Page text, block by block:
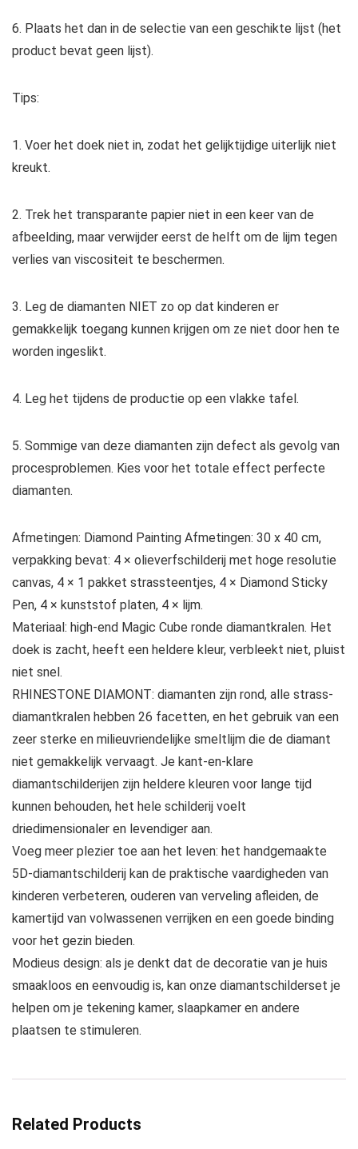
6. Plaats het dan in de selectie van een geschikte lijst (het
product bevat geen lijst).
Tips:
1. Voer het doek niet in, zodat het gelijktijdige uiterlijk niet
kreukt.
2. Trek het transparante papier niet in een keer van de
afbeelding, maar verwijder eerst de helft om de lijm tegen
verlies van viscositeit te beschermen.
3. Leg de diamanten NIET zo op dat kinderen er
gemakkelijk toegang kunnen krijgen om ze niet door hen te
worden ingeslikt.
4. Leg het tijdens de productie op een vlakke tafel.
5. Sommige van deze diamanten zijn defect als gevolg van
procesproblemen. Kies voor het totale effect perfecte
diamanten.
Afmetingen: Diamond Painting Afmetingen: 30 x 40 cm,
verpakking bevat: 4 × olieverfschilderij met hoge resolutie
canvas, 4 × 1 pakket strassteentjes, 4 × Diamond Sticky
Pen, 4 × kunststof platen, 4 × lijm.
Materiaal: high-end Magic Cube ronde diamantkralen. Het
doek is zacht, heeft een heldere kleur, verbleekt niet, pluist
niet snel.
RHINESTONE DIAMONT: diamanten zijn rond, alle strass-
diamantkralen hebben 26 facetten, en het gebruik van een
zeer sterke en milieuvriendelijke smeltlijm die de diamant
niet gemakkelijk vervaagt. Je kant-en-klare
diamantschilderijen zijn heldere kleuren voor lange tijd
kunnen behouden, het hele schilderij voelt
driedimensionaler en levendiger aan.
Voeg meer plezier toe aan het leven: het handgemaakte
5D-diamantschilderij kan de praktische vaardigheden van
kinderen verbeteren, ouderen van verveling afleiden, de
kamertijd van volwassenen verrijken en een goede binding
voor het gezin bieden.
Modieus design: als je denkt dat de decoratie van je huis
smaakloos en eenvoudig is, kan onze diamantschilderset je
helpen om je tekening kamer, slaapkamer en andere
plaatsen te stimuleren.
Related Products